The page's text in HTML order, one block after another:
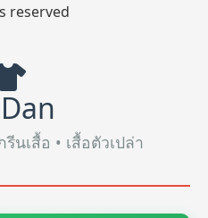
reserved
นเสื้อ • เสื้อตัวเปล่า